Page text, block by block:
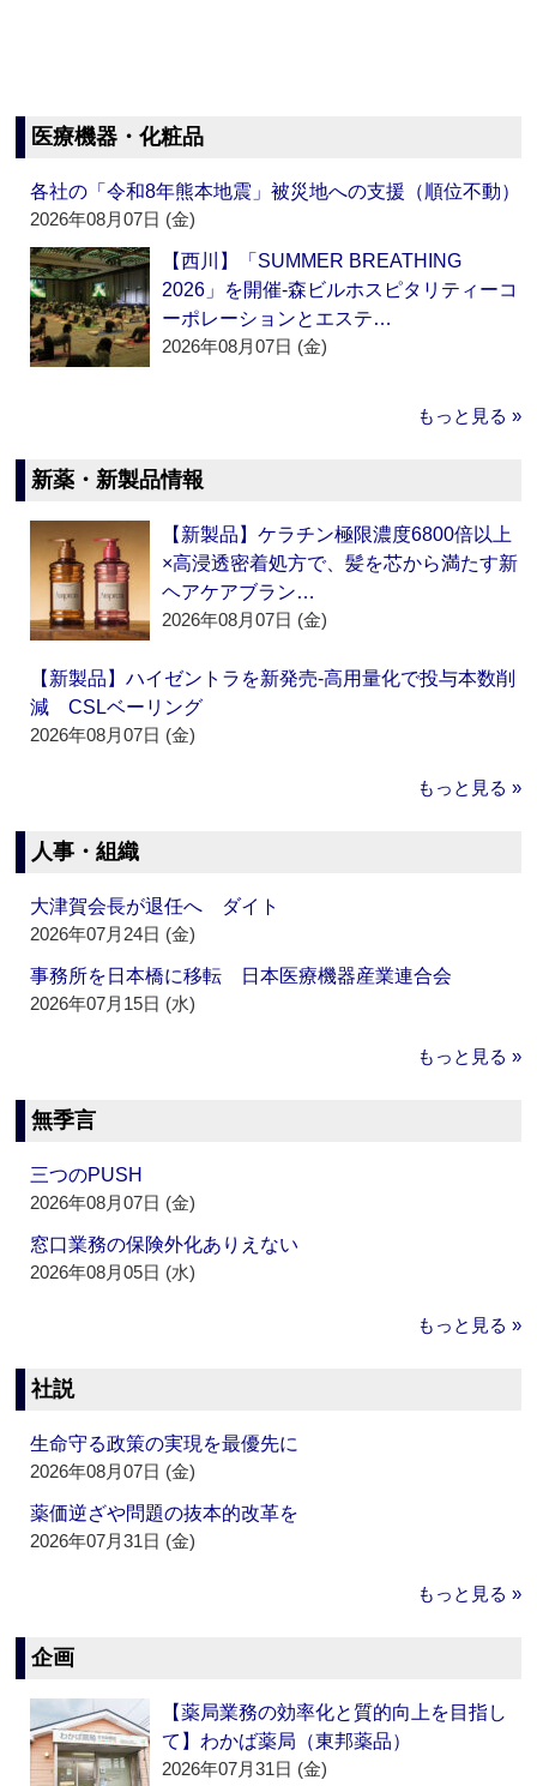
医療機器・化粧品
各社の「令和8年熊本地震」被災地への支援（順位不動）
2026年08月07日 (金)
【西川】「SUMMER BREATHING
2026」を開催‐森ビルホスピタリティーコ
ーポレーションとエステ…
2026年08月07日 (金)
もっと見る »
新薬・新製品情報
【新製品】ケラチン極限濃度6800倍以上
×高浸透密着処方で、髪を芯から満たす新
ヘアケアブラン…
2026年08月07日 (金)
【新製品】ハイゼントラを新発売‐高用量化で投与本数削
減 CSLベーリング
2026年08月07日 (金)
もっと見る »
人事・組織
大津賀会長が退任へ ダイト
2026年07月24日 (金)
事務所を日本橋に移転 日本医療機器産業連合会
2026年07月15日 (水)
もっと見る »
無季言
三つのPUSH
2026年08月07日 (金)
窓口業務の保険外化ありえない
2026年08月05日 (水)
もっと見る »
社説
生命守る政策の実現を最優先に
2026年08月07日 (金)
薬価逆ざや問題の抜本的改革を
2026年07月31日 (金)
もっと見る »
企画
【薬局業務の効率化と質的向上を目指し
て】わかば薬局（東邦薬品）
2026年07月31日 (金)